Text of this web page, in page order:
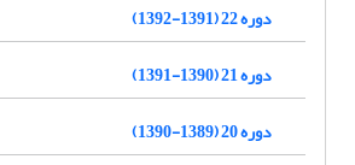
دوره 22 (1391-1392)
دوره 21 (1390-1391)
دوره 20 (1389-1390)